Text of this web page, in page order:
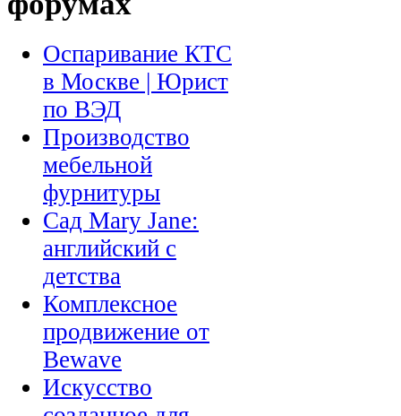
Оспаривание КТС
в Москве | Юрист
по ВЭД
Производство
мебельной
фурнитуры
Сад Mary Jane:
английский с
детства
Комплексное
продвижение от
Bewave
Искусство